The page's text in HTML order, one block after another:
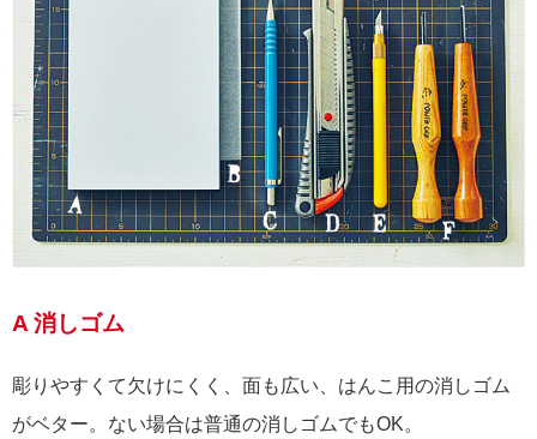
A 消しゴム
彫りやすくて欠けにくく、面も広い、はんこ用の消しゴム
がベター。ない場合は普通の消しゴムでもOK。